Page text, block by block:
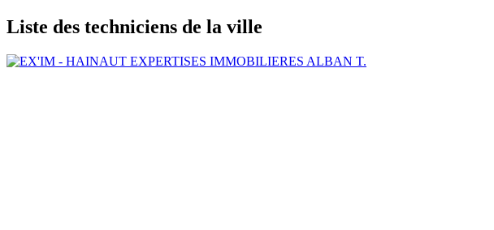
Liste des techniciens de la ville
ALBAN T.